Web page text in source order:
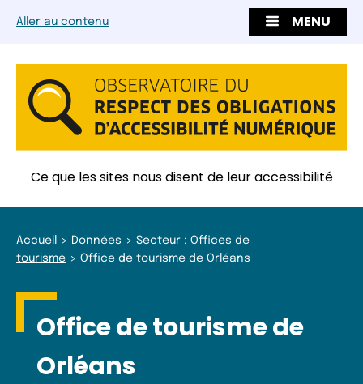
Aller au contenu MENU
Ce que les sites nous disent de leur accessibilité
Accueil Données
Secteur : Offices de
tourisme
Office de tourisme de Orléans
Office de tourisme de
Orléans